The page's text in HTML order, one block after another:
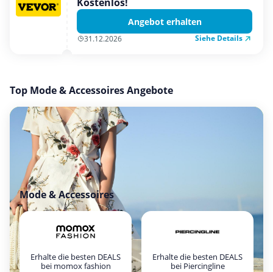
Angebot erhalten
31.12.2026 Siehe Details
Top Mode & Accessoires Angebote
Mode & Accessoires
Erhalte die besten DEALS
bei momox fashion
Erhalte die besten DEALS
bei Piercingline